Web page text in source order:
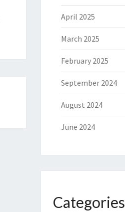
April 2025
March 2025
February 2025
September 2024
August 2024
June 2024
Categories